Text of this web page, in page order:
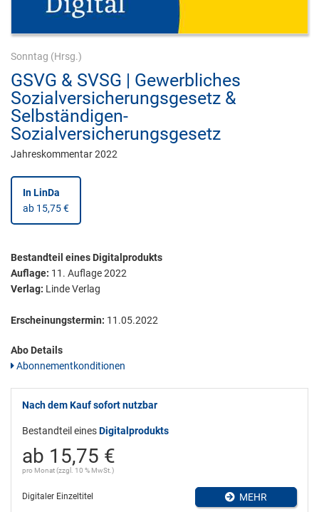
Sonntag (Hrsg.)
GSVG & SVSG | Gewerbliches
Sozialversicherungsgesetz &
Selbständigen-
Sozialversicherungsgesetz
Jahreskommentar 2022
In LinDa
ab 15,75 €
Bestandteil eines Digitalprodukts
Auflage: 11. Auflage 2022
Verlag: Linde Verlag
Erscheinungstermin: 11.05.2022
Abo Details
Abonnementkonditionen
Nach dem Kauf sofort nutzbar
Bestandteil einesDigitalprodukts
ab 15,75 €
pro Monat (zzgl. 10 % MwSt.)
Digitaler Einzeltitel MEHR